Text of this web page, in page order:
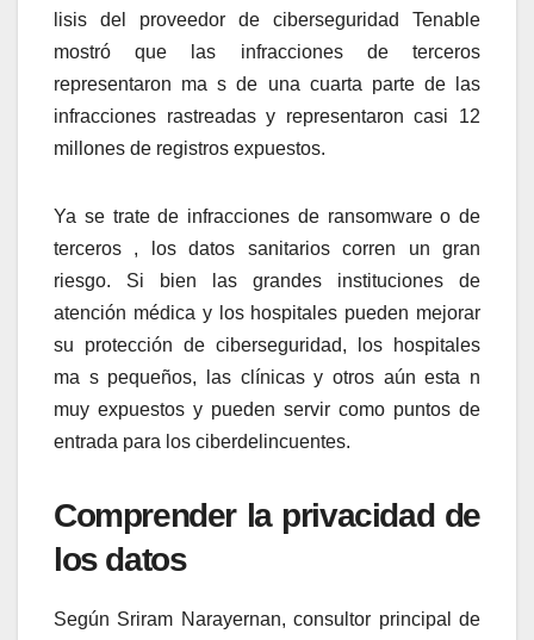
lisis del proveedor de ciberseguridad Tenable
mostró que las infracciones de terceros
representaron ma s de una cuarta parte de las
infracciones rastreadas y representaron casi 12
millones de registros expuestos.
Ya se trate de infracciones de ransomware o de
terceros , los datos sanitarios corren un gran
riesgo. Si bien las grandes instituciones de
atención médica y los hospitales pueden mejorar
su protección de ciberseguridad, los hospitales
ma s pequeños, las clínicas y otros aún esta n
muy expuestos y pueden servir como puntos de
entrada para los ciberdelincuentes.
Comprender la privacidad de
los datos
Según Sriram Narayernan, consultor principal de